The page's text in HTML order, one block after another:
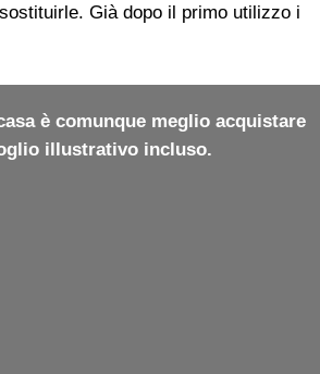
Già dopo il primo utilizzo i
è comunque meglio acquistare
illustrativo incluso.